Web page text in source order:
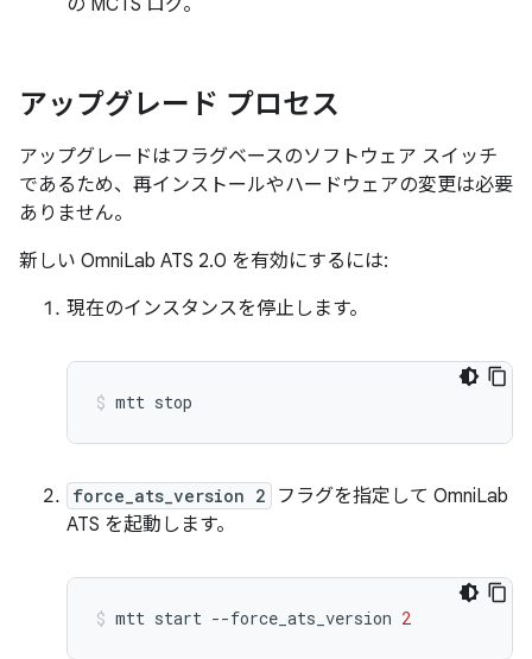
アップグレード プロセス
アップグレードはフラグベースのソフトウェア スイッチ
であるため、再インストールやハードウェアの変更は必要
ありません。
新しい OmniLab ATS 2.0 を有効にするには:
現在のインスタンスを停止します。
mtt stop
force_ats_version 2
フラグを指定して OmniLab
ATS を起動します。
mtt start --force_ats_version 2